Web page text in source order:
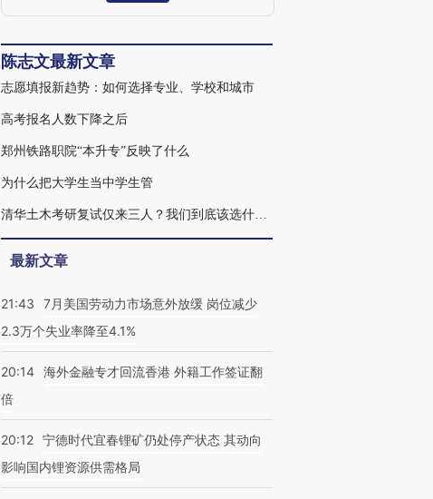
陈志文最新文章
志愿填报新趋势：如何选择专业、学校和城市
高考报名人数下降之后
郑州铁路职院“本升专”反映了什么
为什么把大学生当中学生管
清华土木考研复试仅来三人？我们到底该选什么专业
最新文章
21:43
7月美国劳动力市场意外放缓 岗位减少
2.3万个失业率降至4.1%
20:14 海外金融专才回流香港 外籍工作签证翻
倍
20:12 宁德时代宜春锂矿仍处停产状态 其动向
影响国内锂资源供需格局